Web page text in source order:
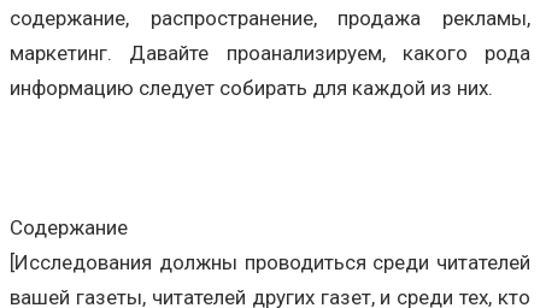
содержание, распространение, продажа рекламы,
маркетинг. Давайте проанализируем, какого рода
информацию следует собирать для каждой из них.
Содержание
[Исследования должны проводиться среди читателей
вашей газеты, читателей других газет, и среди тех, кто